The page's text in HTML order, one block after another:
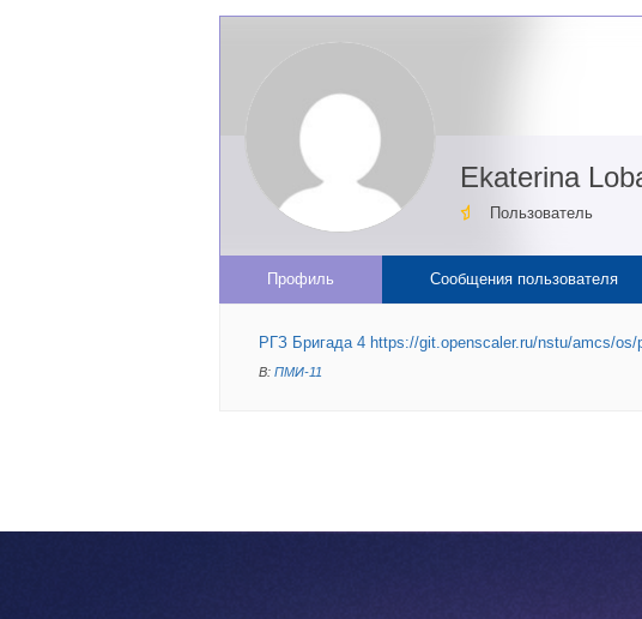
Ekaterina
Пользователь
Профиль Сообщения пользователя
РГЗ Бригада 4 https://git.openscaler.ru/nstu/amcs/
В: ПМИ-11